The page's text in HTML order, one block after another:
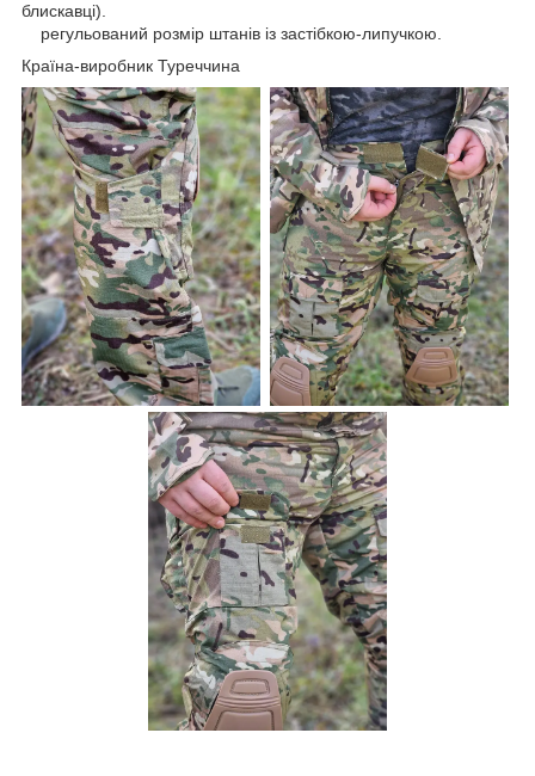
блискавці).
регульований розмір штанів із застібкою-липучкою.
Країна-виробник Туреччина